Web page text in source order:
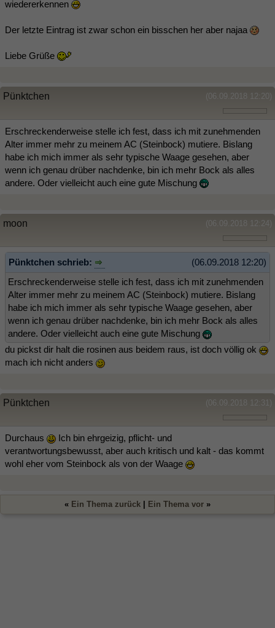
wiedererkennen
Der letzte Eintrag ist zwar schon ein bisschen her aber najaa
Liebe Grüße
(06.09.2018 12:20)
Pünktchen
Erschreckenderweise stelle ich fest, dass ich mit zunehmenden
Alter immer mehr zu meinem AC (Steinbock) mutiere. Bislang
habe ich mich immer als sehr typische Waage gesehen, aber
wenn ich genau drüber nachdenke, bin ich mehr Bock als alles
andere. Oder vielleicht auch eine gute Mischung
(06.09.2018 12:24)
moon
(06.09.2018 12:20)
Pünktchen schrieb:
Erschreckenderweise stelle ich fest, dass ich mit zunehmenden
Alter immer mehr zu meinem AC (Steinbock) mutiere. Bislang
habe ich mich immer als sehr typische Waage gesehen, aber
wenn ich genau drüber nachdenke, bin ich mehr Bock als alles
andere. Oder vielleicht auch eine gute Mischung
du pickst dir halt die rosinen aus beidem raus, ist doch völlig ok
mach ich nicht anders
(06.09.2018 12:31)
Pünktchen
Durchaus
Ich bin ehrgeizig, pflicht- und
verantwortungsbewusst, aber auch kritisch und kalt - das kommt
wohl eher vom Steinbock als von der Waage
« Ein Thema zurück Ein Thema vor »